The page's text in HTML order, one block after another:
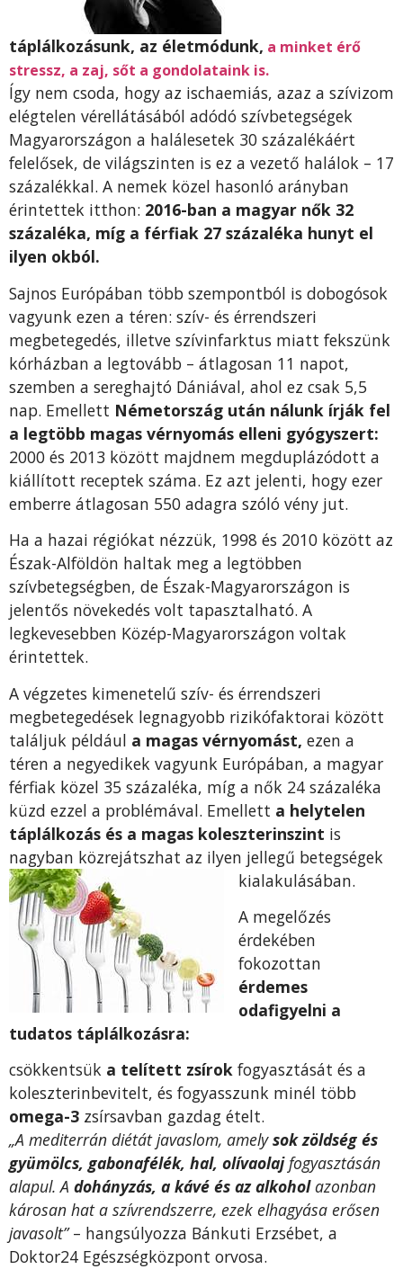
táplálkozásunk, az életmódunk, a minket érő
stressz, a zaj, sőt a gondolataink is.
Így nem csoda, hogy az ischaemiás, azaz a szívizom
elégtelen vérellátásából adódó szívbetegségek
Magyarországon a halálesetek 30 százalékáért
felelősek, de világszinten is ez a vezető halálok – 17
százalékkal. A nemek közel hasonló arányban
érintettek itthon: 2016-ban a magyar nők 32
százaléka, míg a férfiak 27 százaléka hunyt el
ilyen okból.
Sajnos Európában több szempontból is dobogósok
vagyunk ezen a téren: szív- és érrendszeri
megbetegedés, illetve szívinfarktus miatt fekszünk
kórházban a legtovább – átlagosan 11 napot,
szemben a sereghajtó Dániával, ahol ez csak 5,5
nap. Emellett Németország után nálunk írják fel
a legtöbb magas vérnyomás elleni gyógyszert:
2000 és 2013 között majdnem megduplázódott a
kiállított receptek száma. Ez azt jelenti, hogy ezer
emberre átlagosan 550 adagra szóló vény jut.
Ha a hazai régiókat nézzük, 1998 és 2010 között az
Észak-Alföldön haltak meg a legtöbben
szívbetegségben, de Észak-Magyarországon is
jelentős növekedés volt tapasztalható. A
legkevesebben Közép-Magyarországon voltak
érintettek.
A végzetes kimenetelű szív- és érrendszeri
megbetegedések legnagyobb rizikófaktorai között
találjuk például a magas vérnyomást, ezen a
téren a negyedikek vagyunk Európában, a magyar
férfiak közel 35 százaléka, míg a nők 24 százaléka
küzd ezzel a problémával. Emellett a helytelen
táplálkozás és a magas koleszterinszint is
nagyban közrejátszhat az ilyen jellegű betegségek
kialakulásában.
A megelőzés
érdekében
fokozottan
érdemes
odafigyelni a
tudatos táplálkozásra:
csökkentsük a telített zsírok fogyasztását és a
koleszterinbevitelt, és fogyasszunk minél több
omega-3 zsírsavban gazdag ételt.
„A mediterrán diétát javaslom, amelysok zöldség és
gyümölcs, gabonafélék, hal, olívaolajfogyasztásán
alapul. A dohányzás, a kávé és az alkoholazonban
károsan hat a szívrendszerre, ezek elhagyása erősen
javasolt”– hangsúlyozza Bánkuti Erzsébet, a
Doktor24 Egészségközpont orvosa.